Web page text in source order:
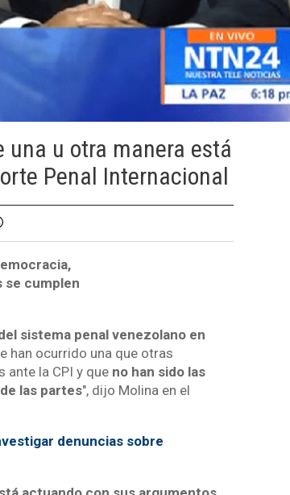
una u otra manera está
Penal Internacional
se cumplen
sistema penal venezolano en
han ocurrido una que otras
ante la CPI y queno han sido las
las partes", dijo Molina en el
denuncias sobre